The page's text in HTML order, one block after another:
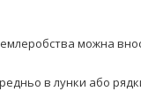
можна
в лунки або